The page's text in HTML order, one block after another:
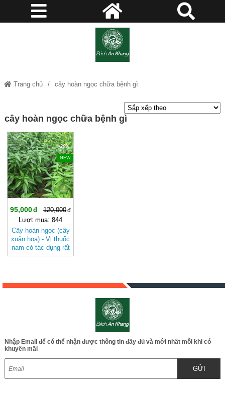
Trang chủ cây hoàn ngọc chữa bệnh gì
cây hoàn ngọc chữa bệnh gì
-20%
NEW
95,000
120,000
Lượt mua: 844
Cây hoàn ngọc (cây
xuân hoa) - Vị thuốc
nam có tác dụng rất
tốt cho bệnh nhân
cayhoanngoc
Nhập Email để có thể nhận được thông tin đầy đủ và mới nhất mỗi khi có
khuyến mãi
GỬI